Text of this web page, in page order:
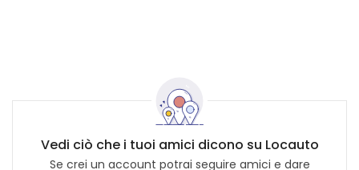
Vedi ciò che i tuoi amici dicono su Locauto
Se crei un account potrai seguire amici e dare